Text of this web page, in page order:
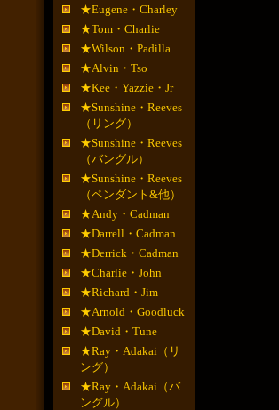
★Eugene・Charley
★Tom・Charlie
★Wilson・Padilla
★Alvin・Tso
★Kee・Yazzie・Jr
★Sunshine・Reeves
（リング）
★Sunshine・Reeves
（バングル）
★Sunshine・Reeves
（ペンダント&他）
★Andy・Cadman
★Darrell・Cadman
★Derrick・Cadman
★Charlie・John
★Richard・Jim
★Arnold・Goodluck
★David・Tune
★Ray・Adakai（リ
ング）
★Ray・Adakai（バ
ングル）